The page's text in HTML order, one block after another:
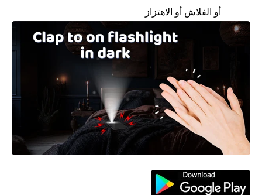
أو الفلاش أو الاهتزاز